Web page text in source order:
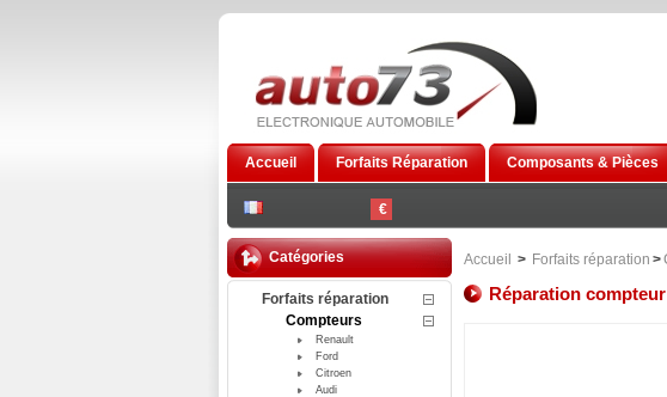
€
Accueil Forfaits Réparation Composants & Pièces
Catégories
Forfaits réparation
Compteurs
Renault
Ford
Citroen
Audi
Accueil > Forfaits réparation >
Réparation